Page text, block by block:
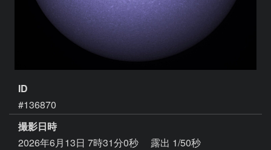
ID
#136870
撮影日時
2026年6月13日 7時31分0秒
露出 1/50秒